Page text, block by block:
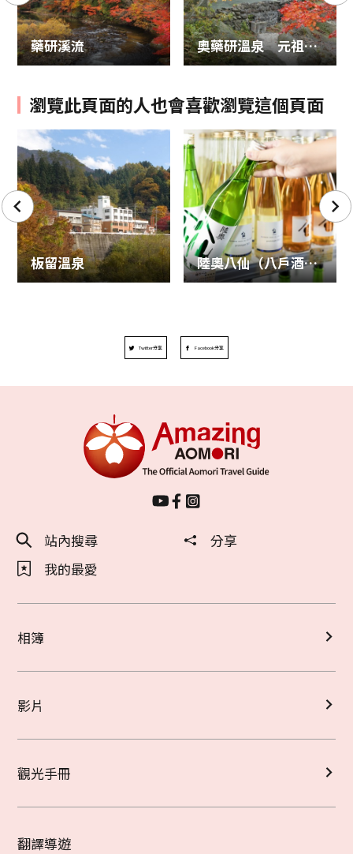
藥研溪流 奥藥研溫泉 元祖河童溫泉
瀏覽此頁面的人也會喜歡瀏覽這個頁面
板留溫泉 陸奧八仙（八戶酒造株式會社）
Twitter分享 Facebook分享
站內搜尋
分享
我的最愛
相簿
影片
觀光手冊
翻譯導遊